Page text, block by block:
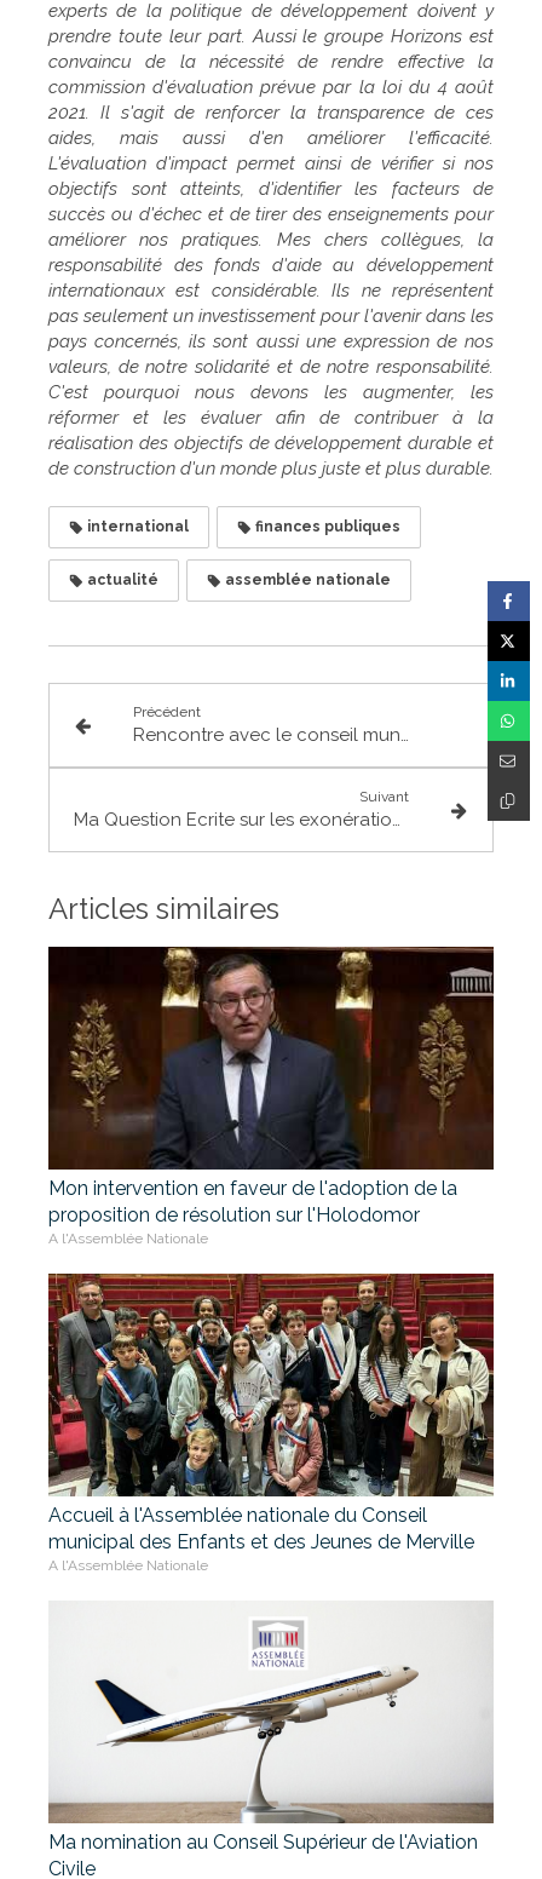
experts de la politique de développement doivent y
prendre toute leur part. Aussi le groupe Horizons est
convaincu de la nécessité de rendre effective la
commission d'évaluation prévue par la loi du 4 août
2021. Il s'agit de renforcer la transparence de ces
aides, mais aussi d'en améliorer l'efficacité.
L'évaluation d'impact permet ainsi de vérifier si nos
objectifs sont atteints, d'identifier les facteurs de
succès ou d'échec et de tirer des enseignements pour
améliorer nos pratiques. Mes chers collègues, la
responsabilité des fonds d'aide au développement
internationaux est considérable. Ils ne représentent
pas seulement un investissement pour l'avenir dans les
pays concernés, ils sont aussi une expression de nos
valeurs, de notre solidarité et de notre responsabilité.
C'est pourquoi nous devons les augmenter, les
réformer et les évaluer afin de contribuer à la
réalisation des objectifs de développement durable et
de construction d'un monde plus juste et plus durable.
international finances publiques
actualité assemblée nationale
Précédent
Rencontre avec le conseil municipal des jeunes et des enfants de Merville
Suivant
Ma Question Ecrite sur les exonérations de Taxe d'Aménagement Majorée
Articles similaires
Mon intervention en faveur de l'adoption de la
proposition de résolution sur l'Holodomor
A l'Assemblée Nationale
Accueil à l'Assemblée nationale du Conseil
municipal des Enfants et des Jeunes de Merville
A l'Assemblée Nationale
Ma nomination au Conseil Supérieur de l'Aviation
Civile